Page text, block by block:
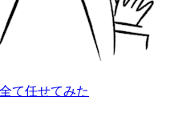
て任せてみた